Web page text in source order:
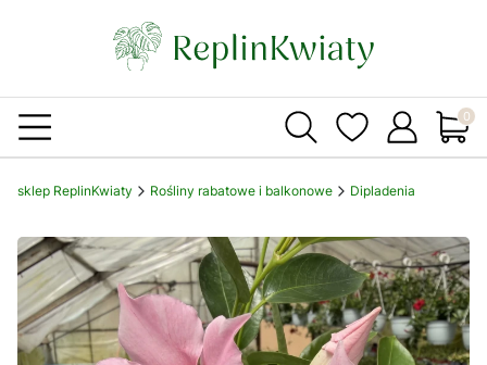
sklep ReplinKwiaty Rośliny rabatowe i balkonowe Dipladenia